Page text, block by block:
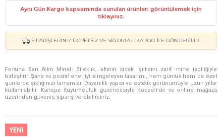
Aynı Gün Kargo kapsamında sunulan ürünleri görüntülemek için
tıklayınız.
SIPARIŞLERINIZ ÜCRETSIZ VE SIGORTALI KARGO ILE GÖNDERILIR.
Fortuna Sarı Altın Mineli Bileklik, altının sıcak ışıltısını zarif mine işçiliğiyle
birleştirir. Şans ve pozitif enerjiyi simgeleyen tasarımı, hem günlük hem de özel
günlerde şıklığınızı tamamlar. Dayanıklı yapısı ve estetik görünümüyle uzun yıllar
kullanılabilir. Kartepe Kuyumculuk güvencesiyle Kocaeli’de ve online mağaza
üzerinden güvenle sipariş verebilirsiniz.